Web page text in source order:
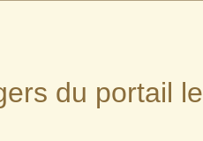
du portail